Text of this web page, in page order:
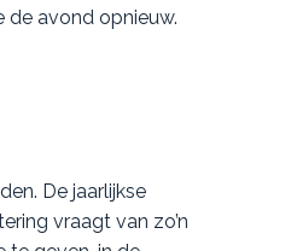
de avond opnieuw.
De jaarlijkse
vraagt van zo’n